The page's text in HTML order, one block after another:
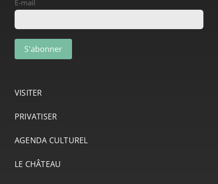
E-mail
VISITER
PRIVATISER
AGENDA CULTUREL
LE CHÂTEAU